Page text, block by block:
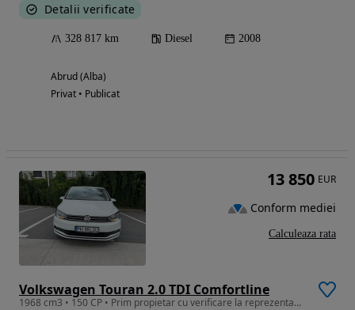
Detalii verificate
328 817 km Diesel 2008
Abrud (Alba)
Privat • Publicat
Volkswagen Touran 2.0 TDI Comfortline
1968 cm3 • 150 CP • Prim propietar cu verificare la reprezentanta km reali masina de Direc
13 850 EUR
Conform mediei
Calculeaza rata